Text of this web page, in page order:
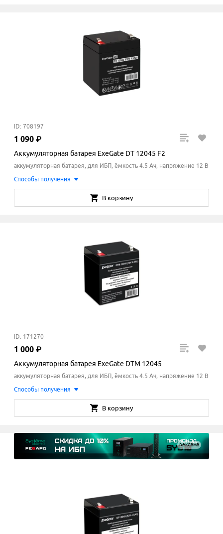
ID: 708197
1 090 ₽
Аккумуляторная батарея ExeGate DT 12045 F2
аккумуляторная батарея, для ИБП, ёмкость 4.5 Ач, напряжение 12 В
Способы получения
В корзину
ID: 171270
1 000 ₽
Аккумуляторная батарея ExeGate DTM 12045
аккумуляторная батарея, для ИБП, ёмкость 4.5 Ач, напряжение 12 В
Способы получения
В корзину
реклама